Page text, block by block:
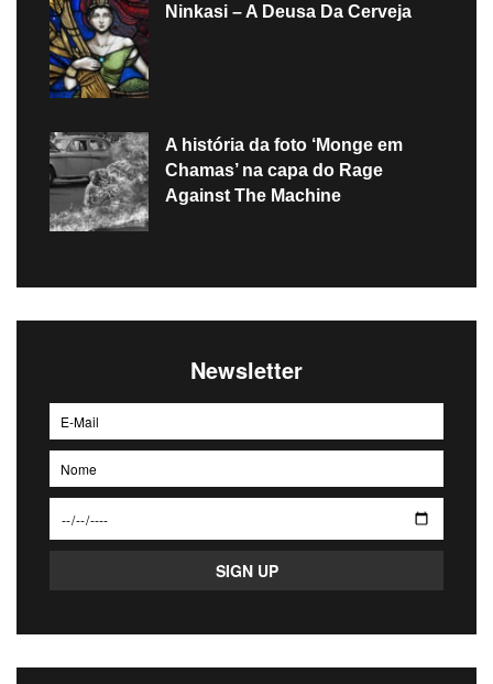
Ninkasi – A Deusa Da Cerveja
A história da foto ‘Monge em
Chamas’ na capa do Rage
Against The Machine
Newsletter